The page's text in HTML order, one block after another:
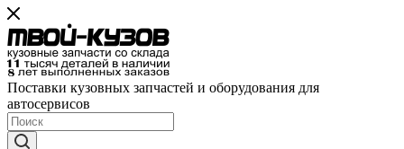
Поставки кузовных запчастей и оборудования для
автосервисов